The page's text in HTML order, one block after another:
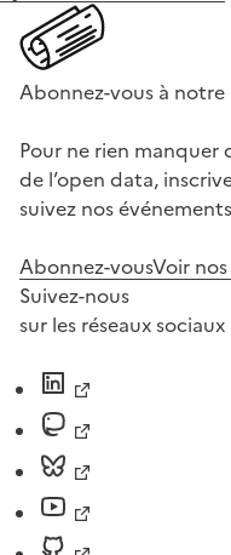
Abonnez-vous à
Pour ne rien manquer
de l’open data,
suivez nos
Abonnez-vousVoir
Suivez-nous
sur les réseaux sociaux